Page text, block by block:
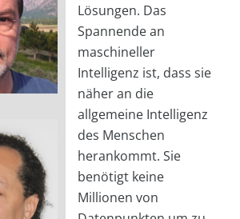
Lösungen. Das
Spannende an
maschineller
Intelligenz ist, dass sie
näher an die
allgemeine Intelligenz
des Menschen
herankommt. Sie
benötigt keine
Millionen von